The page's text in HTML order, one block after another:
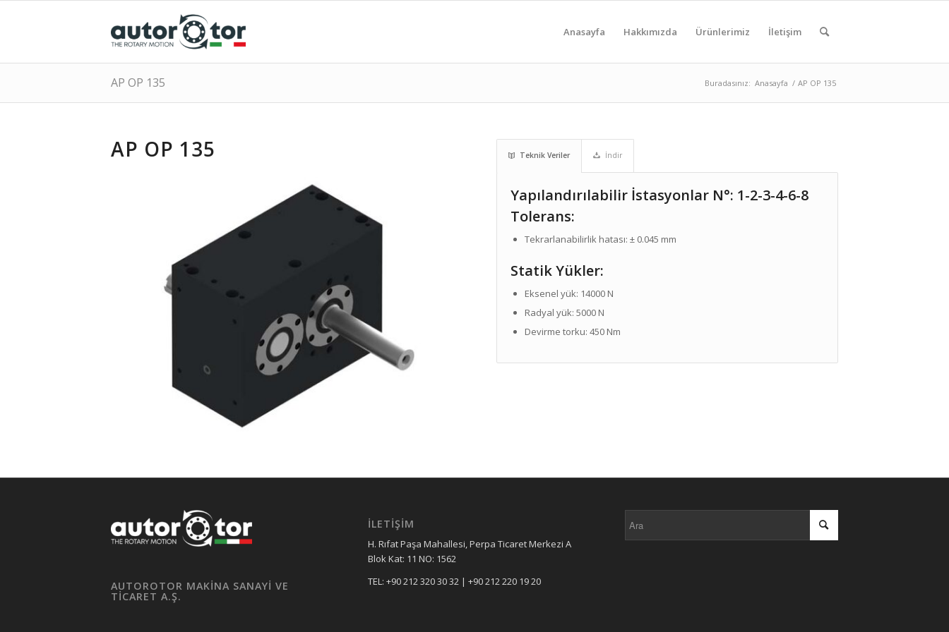
Anasayfa Hakkımızda Ürünlerimiz İletişim
AP OP 135 Buradasınız: Anasayfa / AP OP 135
AP OP 135 Teknik Veriler İndir
Yapılandırılabilir İstasyonlar N°: 1-2-3-4-6-8
Tolerans:
Tekrarlanabilirlik hatası: ± 0.045 mm
Statik Yükler:
Eksenel yük: 14000 N
Radyal yük: 5000 N
Devirme torku: 450 Nm
AUTOROTOR MAKİNA SANAYİ VE
TİCARET A.Ş.
İLETİŞİM
H. Rıfat Paşa Mahallesi, Perpa Ticaret Merkezi A
Blok Kat: 11 NO: 1562
TEL: +90 212 320 30 32 | +90 212 220 19 20